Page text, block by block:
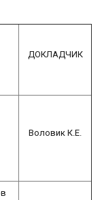
ДОКЛАДЧИК
Воловик К.Е.